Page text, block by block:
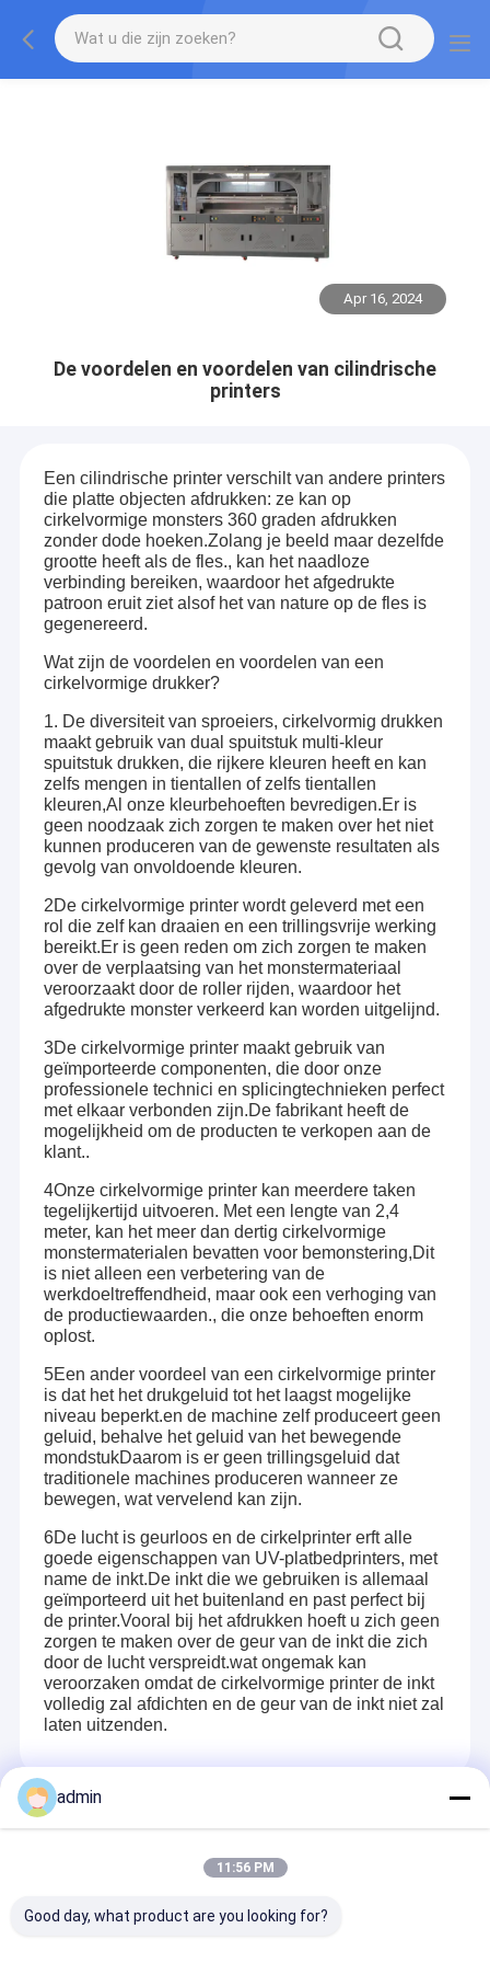
Apr 16, 2024
De voordelen en voordelen van cilindrische
printers
Een cilindrische printer verschilt van andere printers
die platte objecten afdrukken: ze kan op
cirkelvormige monsters 360 graden afdrukken
zonder dode hoeken.Zolang je beeld maar dezelfde
grootte heeft als de fles., kan het naadloze
verbinding bereiken, waardoor het afgedrukte
patroon eruit ziet alsof het van nature op de fles is
gegenereerd.
Wat zijn de voordelen en voordelen van een
cirkelvormige drukker?
1. De diversiteit van sproeiers, cirkelvormig drukken
maakt gebruik van dual spuitstuk multi-kleur
spuitstuk drukken, die rijkere kleuren heeft en kan
zelfs mengen in tientallen of zelfs tientallen
kleuren,Al onze kleurbehoeften bevredigen.Er is
geen noodzaak zich zorgen te maken over het niet
kunnen produceren van de gewenste resultaten als
gevolg van onvoldoende kleuren.
2De cirkelvormige printer wordt geleverd met een
rol die zelf kan draaien en een trillingsvrije werking
bereikt.Er is geen reden om zich zorgen te maken
over de verplaatsing van het monstermateriaal
veroorzaakt door de roller rijden, waardoor het
afgedrukte monster verkeerd kan worden uitgelijnd.
3De cirkelvormige printer maakt gebruik van
geïmporteerde componenten, die door onze
professionele technici en splicingtechnieken perfect
met elkaar verbonden zijn.De fabrikant heeft de
mogelijkheid om de producten te verkopen aan de
klant..
4Onze cirkelvormige printer kan meerdere taken
tegelijkertijd uitvoeren. Met een lengte van 2,4
meter, kan het meer dan dertig cirkelvormige
monstermaterialen bevatten voor bemonstering,Dit
is niet alleen een verbetering van de
werkdoeltreffendheid, maar ook een verhoging van
de productiewaarden., die onze behoeften enorm
oplost.
5Een ander voordeel van een cirkelvormige printer
is dat het het drukgeluid tot het laagst mogelijke
niveau beperkt.en de machine zelf produceert geen
geluid, behalve het geluid van het bewegende
mondstukDaarom is er geen trillingsgeluid dat
traditionele machines produceren wanneer ze
bewegen, wat vervelend kan zijn.
6De lucht is geurloos en de cirkelprinter erft alle
goede eigenschappen van UV-platbedprinters, met
name de inkt.De inkt die we gebruiken is allemaal
geïmporteerd uit het buitenland en past perfect bij
de printer.Vooral bij het afdrukken hoeft u zich geen
zorgen te maken over de geur van de inkt die zich
door de lucht verspreidt.wat ongemak kan
veroorzaken omdat de cirkelvormige printer de inkt
volledig zal afdichten en de geur van de inkt niet zal
laten uitzenden.
Recommended Products
admin
11:56 PM
Good day, what product are you looking for?